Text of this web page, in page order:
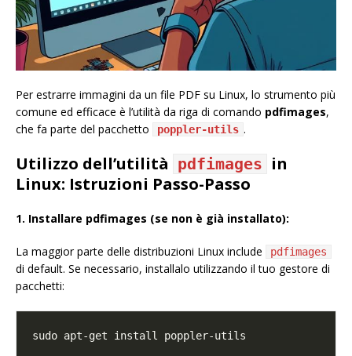
Per estrarre immagini da un file PDF su Linux, lo strumento più
comune ed efficace è l’utilità da riga di comando pdfimages,
che fa parte del pacchetto
poppler-utils .
Utilizzo dell’utilità pdfimages in
Linux: Istruzioni Passo-Passo
1. Installare pdfimages (se non è già installato):
La maggior parte delle distribuzioni Linux include pdfimages
di default. Se necessario, installalo utilizzando il tuo gestore di
pacchetti: